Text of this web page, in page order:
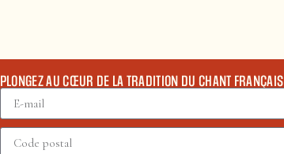
PLONGEZ AU CŒUR DE LA TRADITION DU CHANT FRANÇAIS